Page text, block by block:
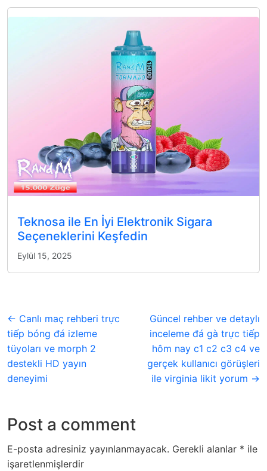
Teknosa ile En İyi Elektronik Sigara
Seçeneklerini Keşfedin
Eylül 15, 2025
← Canlı maç rehberi trực
tiếp bóng đá izleme
tüyoları ve morph 2
destekli HD yayın
deneyimi
Güncel rehber ve detaylı
inceleme đá gà trực tiếp
hôm nay c1 c2 c3 c4 ve
gerçek kullanıcı görüşleri
ile virginia likit yorum →
Post a comment
E-posta adresiniz yayınlanmayacak. Gerekli alanlar * ile
işaretlenmişlerdir